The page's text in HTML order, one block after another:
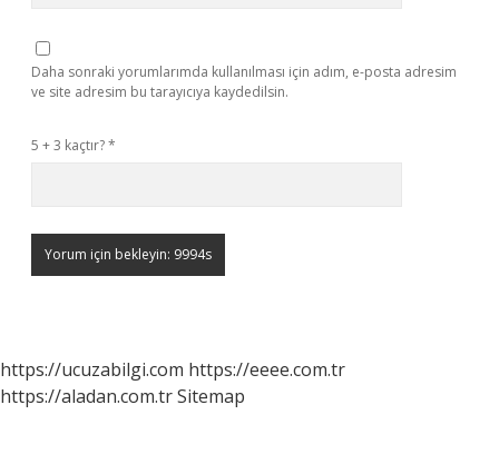
Daha sonraki yorumlarımda kullanılması için adım, e-posta adresim
ve site adresim bu tarayıcıya kaydedilsin.
5 + 3 kaçtır?*
https://ucuzabilgi.com https://eeee.com.tr
https://aladan.com.trSitemap